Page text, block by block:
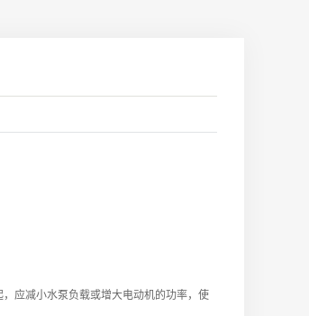
应减小水泵负载或增大电动机的功率，使